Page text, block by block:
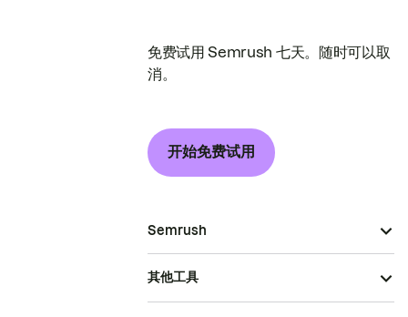
免费试用 Semrush 七天。随时可以取
消。
开始免费试用
Semrush
其他工具